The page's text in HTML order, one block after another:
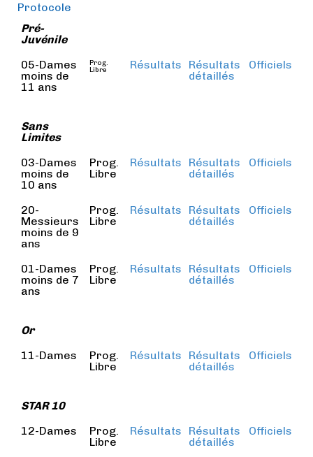
Protocole
Pré-
Juvénile
05-Dames
moins de
11 ans
Prog.
Libre
Résultats
Résultats
détaillés
Officiels
Sans
Limites
03-Dames
moins de
10 ans
Prog.
Libre
Résultats
Résultats
détaillés
Officiels
20-
Messieurs
moins de 9
ans
Prog.
Libre
Résultats
Résultats
détaillés
Officiels
01-Dames
moins de 7
ans
Prog.
Libre
Résultats
Résultats
détaillés
Officiels
Or
11-Dames
Prog.
Libre
Résultats
Résultats
détaillés
Officiels
STAR 10
12-Dames
Prog.
Libre
Résultats
Résultats
détaillés
Officiels